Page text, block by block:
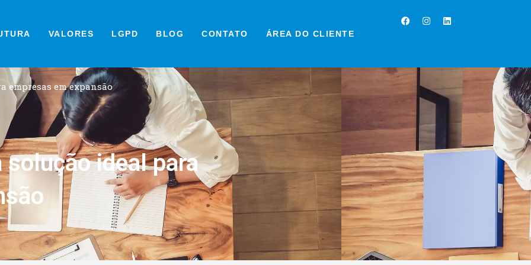
VALORES LGPD BLOG CONTATO ÁREA DO CLIENTE
Facebook
InstagramLinkedin
empresas em expansão
ideal para